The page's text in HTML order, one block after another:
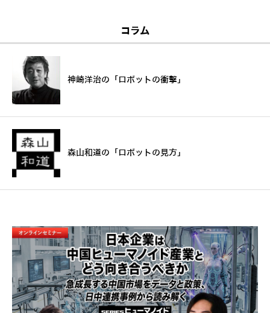
コラム
神崎洋治の「ロボットの衝撃」
森山和道の「ロボットの見方」